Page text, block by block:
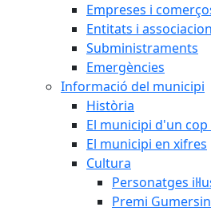
Empreses i
Entitats i
Subministraments
Emergències
Informació del municipi
Història
El municipi d'un
El municipi en xifres
Cultura
Personatges
Premi